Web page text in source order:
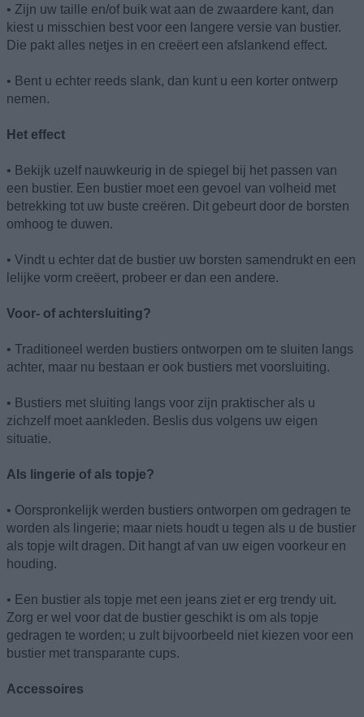
• Zijn uw taille en/of buik wat aan de zwaardere kant, dan
kiest u misschien best voor een langere versie van bustier.
Die pakt alles netjes in en creëert een afslankend effect.
• Bent u echter reeds slank, dan kunt u een korter ontwerp
nemen.
Het effect
• Bekijk uzelf nauwkeurig in de spiegel bij het passen van
een bustier. Een bustier moet een gevoel van volheid met
betrekking tot uw buste creëren. Dit gebeurt door de borsten
omhoog te duwen.
• Vindt u echter dat de bustier uw borsten samendrukt en een
lelijke vorm creëert, probeer er dan een andere.
Voor- of achtersluiting?
• Traditioneel werden bustiers ontworpen om te sluiten langs
achter, maar nu bestaan er ook bustiers met voorsluiting.
• Bustiers met sluiting langs voor zijn praktischer als u
zichzelf moet aankleden. Beslis dus volgens uw eigen
situatie.
Als lingerie of als topje?
• Oorspronkelijk werden bustiers ontworpen om gedragen te
worden als lingerie; maar niets houdt u tegen als u de bustier
als topje wilt dragen. Dit hangt af van uw eigen voorkeur en
houding.
• Een bustier als topje met een jeans ziet er erg trendy uit.
Zorg er wel voor dat de bustier geschikt is om als topje
gedragen te worden; u zult bijvoorbeeld niet kiezen voor een
bustier met transparante cups.
Accessoires